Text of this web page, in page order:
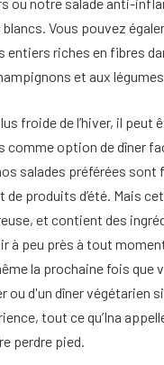
Vous pouvez
entiers riches en fibres
et aux
froide de l’hiver, il peut
comme option de dîner
salades préférées sont
de produits d’été. Mais
et contient des
à peu près à tout
la prochaine fois que
ou d'un dîner végétarien
tout ce qu’Ina
perdre pied.